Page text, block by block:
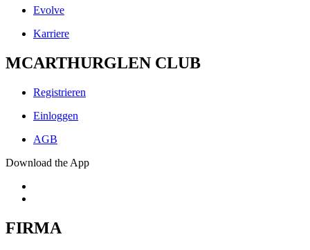
Evolve
Karriere
MCARTHURGLEN CLUB
Registrieren
Einloggen
AGB
Download the App
FIRMA